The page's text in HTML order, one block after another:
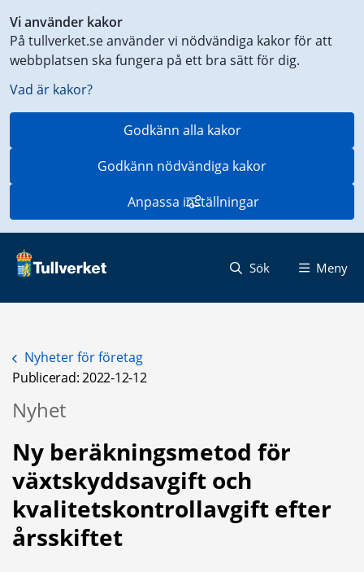
Vi använder kakor
På tullverket.se använder vi nödvändiga kakor för att
webbplatsen ska fungera på ett bra sätt för dig.
Vad är kakor?
Godkänn alla kakor
Godkänn nödvändiga kakor
Anpassa inställningar
till
innehåll
på
aktuell
Sök Meny
Nyheter för företag
Publicerad: 2022-12-12
Nyhet
Ny beräkningsmetod för
växtskyddsavgift och
kvalitetskontrollavgift efter
årsskiftet